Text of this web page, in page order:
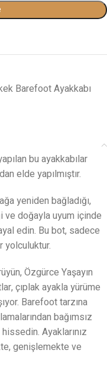
Barefoot Ayakkabı
bu ayakkabılar
elde yapılmıştır.
yeniden bağladığı,
ve doğayla uyum içinde
edin. Bu bot, sadece
yolculuktur.
Özgürce Yaşayın
çıplak ayakla yürüme
Barefoot tarzına
bağımsız
Ayaklarınız
genişlemekte ve